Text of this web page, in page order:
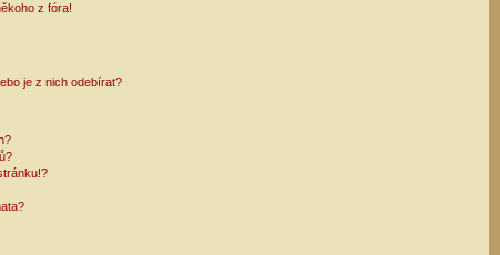
z fóra!
je z nich odebírat?